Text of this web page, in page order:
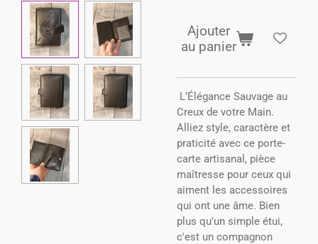
Ajouter
au panier
L’Élégance Sauvage au
Creux de votre Main.
Alliez style, caractère et
praticité avec ce porte-
carte artisanal, pièce
maîtresse pour ceux qui
aiment les accessoires
qui ont une âme. Bien
plus qu'un simple étui,
c'est un compagnon